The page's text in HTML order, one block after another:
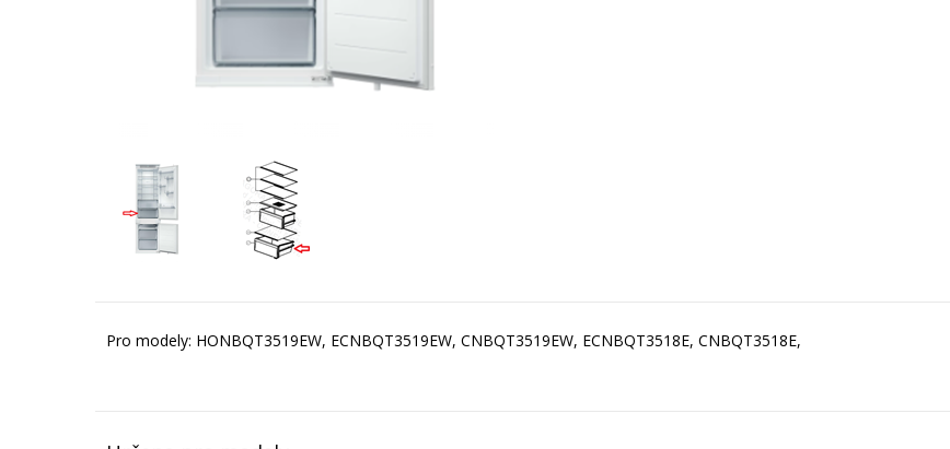
Pro modely: HONBQT3519EW, ECNBQT3519EW, CNBQT3519EW, ECNBQT3518E, CNBQT3518E,